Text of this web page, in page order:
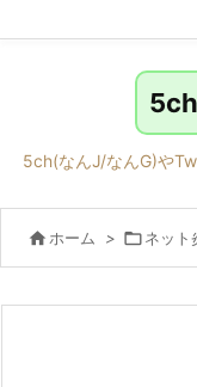
5ch(なんJ/なんG)や
 ホーム > ネット